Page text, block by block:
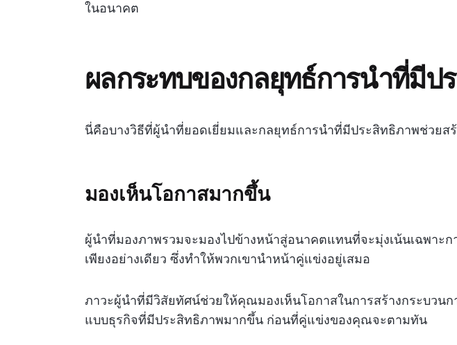
ในอนาคต
ผลกระทบของกลยุทธ์การนำที่มีป
นี่คือบางวิธีที่ผู้นำที่ยอดเยี่ยมและกลยุทธ์การนำที่มีประสิทธิภาพช่วยส
มองเห็นโอกาสมากขึ้น
ผู้นำที่มองภาพรวมจะมองไปข้างหน้าสู่อนาคตแทนที่จะมุ่งเน้นเฉพาะก
เพียงอย่างเดียว ซึ่งทำให้พวกเขานำหน้าคู่แข่งอยู่เสมอ
ภาวะผู้นำที่มีวิสัยทัศน์ช่วยให้คุณมองเห็นโอกาสในการสร้างกระบวน
แบบธุรกิจที่มีประสิทธิภาพมากขึ้น ก่อนที่คู่แข่งของคุณจะตามทัน